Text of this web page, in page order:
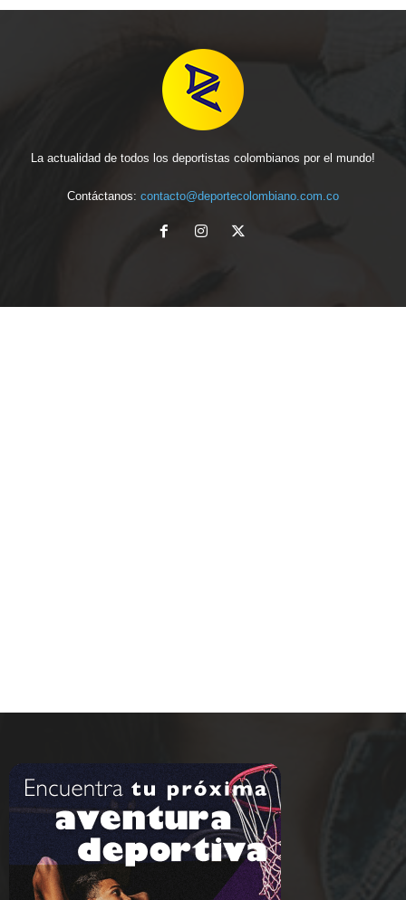
La actualidad de todos los deportistas colombianos por el mundo!
Contáctanos: contacto@deportecolombiano.com.co